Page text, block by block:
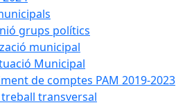
grups polítics
municipal
Municipal
de comptes PAM 2019-2023
treball transversal